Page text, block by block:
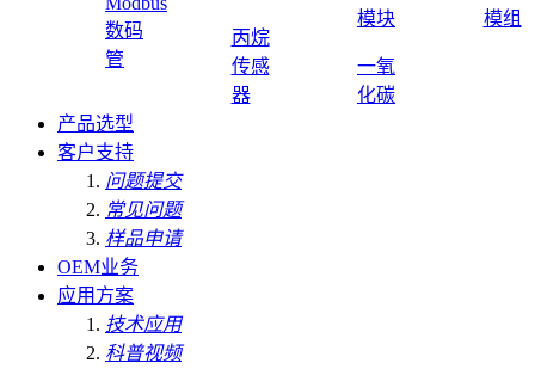
数码
管
丙烷
传感
器
模块
一氧
化碳
模组
产品选型
客户支持
问题提交
常见问题
样品申请
OEM业务
应用方案
技术应用
科普视频